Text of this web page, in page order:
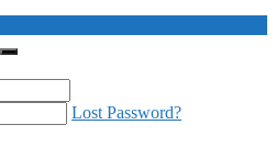
Lost Password?